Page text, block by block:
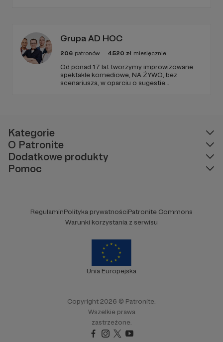
teatralnego doświadczenia.
Grupa AD HOC
206 patronów 4520 zł miesięcznie
Od ponad 17 lat tworzymy improwizowane
spektakle komediowe, NA ŻYWO, bez
scenariusza, w oparciu o sugestie
Kategorie
O Patronite
Dodatkowe produkty
Pomoc
RegulaminPolityka prywatnościPatronite Commons
Warunki korzystania z serwisu
Unia Europejska
Copyright 2026 © Patronite.
Wszelkie prawa
zastrzeżone.